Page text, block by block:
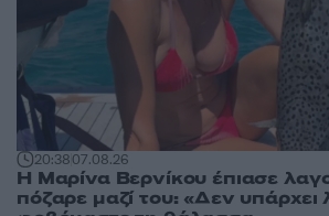
20:3807.08.26
Η Μαρίνα Βερνίκου έπιασε
πόζαρε μαζί του: «Δεν υπάρχει